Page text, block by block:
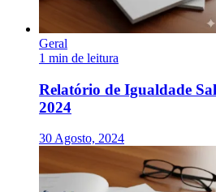
Geral
1 min de leitura
Relatório de Igualdade
2024
30 Agosto, 2024